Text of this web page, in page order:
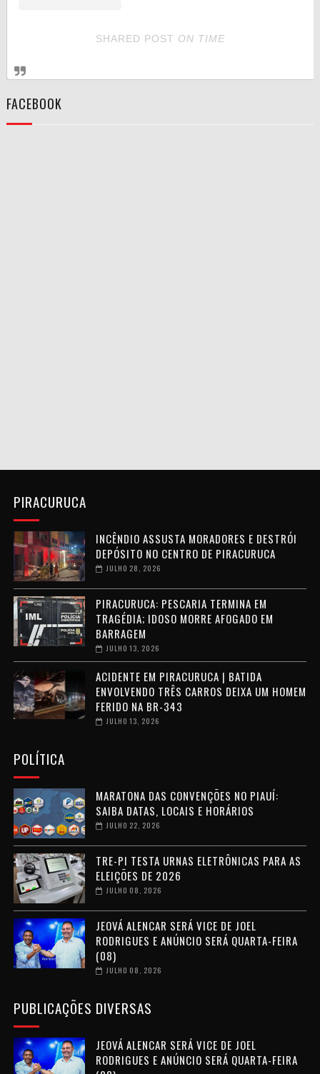
SHARED POST ON TIME
FACEBOOK
PIRACURUCA
INCÊNDIO ASSUSTA MORADORES E DESTRÓI
DEPÓSITO NO CENTRO DE PIRACURUCA
JULHO 28, 2026
PIRACURUCA: PESCARIA TERMINA EM
TRAGÉDIA; IDOSO MORRE AFOGADO EM
BARRAGEM
JULHO 13, 2026
ACIDENTE EM PIRACURUCA | BATIDA
ENVOLVENDO TRÊS CARROS DEIXA UM HOMEM
FERIDO NA BR-343
JULHO 13, 2026
POLÍTICA
MARATONA DAS CONVENÇÕES NO PIAUÍ:
SAIBA DATAS, LOCAIS E HORÁRIOS
JULHO 22, 2026
TRE-PI TESTA URNAS ELETRÔNICAS PARA AS
ELEIÇÕES DE 2026
JULHO 08, 2026
JEOVÁ ALENCAR SERÁ VICE DE JOEL
RODRIGUES E ANÚNCIO SERÁ QUARTA-FEIRA
(08)
JULHO 08, 2026
PUBLICAÇÕES DIVERSAS
JEOVÁ ALENCAR SERÁ VICE DE JOEL
RODRIGUES E ANÚNCIO SERÁ QUARTA-FEIRA